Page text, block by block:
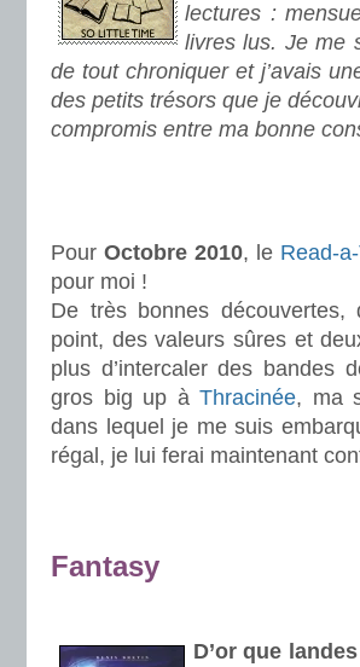
lectures :
livres lus. Je me
de tout chroniquer et j’avais
des petits trésors que je
compromis entre ma bonne
PourOctobre 2010, le Read-
pour moi !
De très bonnes
point, des valeurs sûres et
plus d’intercaler des bandes
gros big up à Thracinée, ma
dans lequel je me suis
régal, je lui ferai maintenant
Fantasy
D’or que